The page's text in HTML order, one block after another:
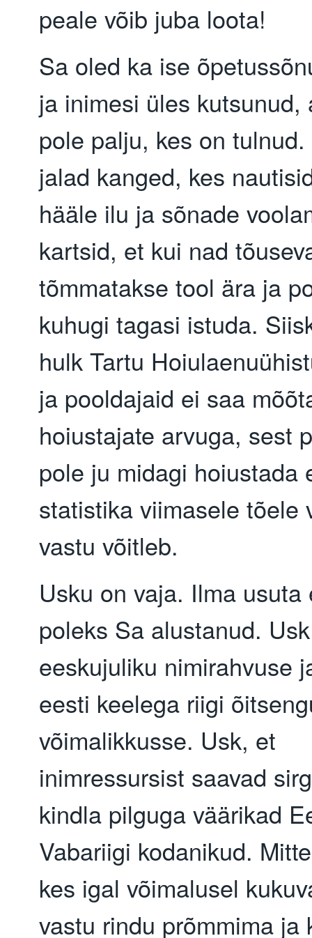
peale võib juba loota!
Sa oled ka ise
ja inimesi üles kutsunud,
pole palju, kes on
jalad kanged, kes
hääle ilu ja sõnade
kartsid, et kui nad
tõmmatakse tool ära ja
kuhugi tagasi istuda.
hulk Tartu
ja pooldajaid ei saa
hoiustajate arvuga, sest
pole ju midagi hoiustada
statistika viimasele tõele
vastu võitleb.
Usku on vaja. Ilma usuta
poleks Sa alustanud.
eeskujuliku nimirahvuse
eesti keelega riigi
võimalikkusse. Usk, et
inimressursist saavad
kindla pilguga väärikad
Vabariigi kodanikud.
kes igal võimalusel
vastu rindu prõmmima ja